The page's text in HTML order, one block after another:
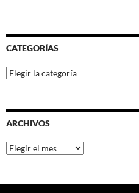
CATEGORÍAS
Categorías
ARCHIVOS
Archivos